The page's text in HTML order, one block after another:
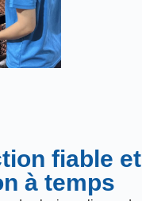
fiable et
à temps